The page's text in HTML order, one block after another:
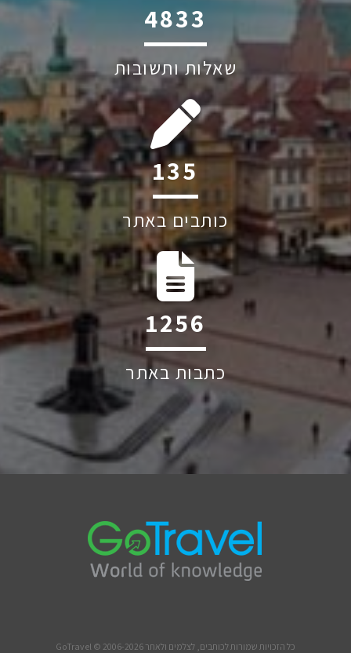
6045
שאלות ותשובות
241
כותבים באתר
2242
כתבות באתר
כל הזכויות שמורות לכותבים, לצלמים ולאתר GoTravel © 2006-2026